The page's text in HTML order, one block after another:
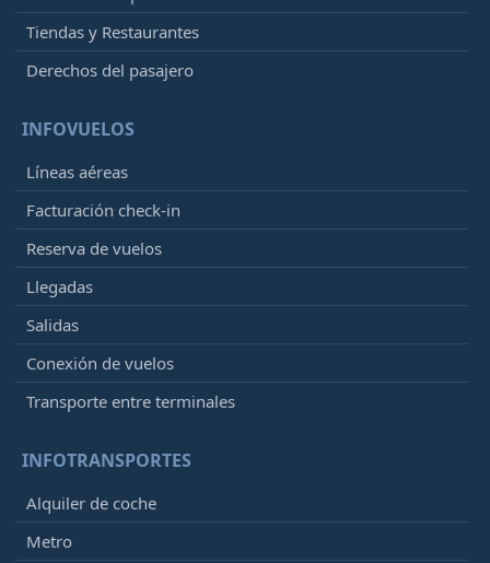
Tiendas y Restaurantes
Derechos del pasajero
INFOVUELOS
Líneas aéreas
Facturación check-in
Reserva de vuelos
Llegadas
Salidas
Conexión de vuelos
Transporte entre terminales
INFOTRANSPORTES
Alquiler de coche
Metro